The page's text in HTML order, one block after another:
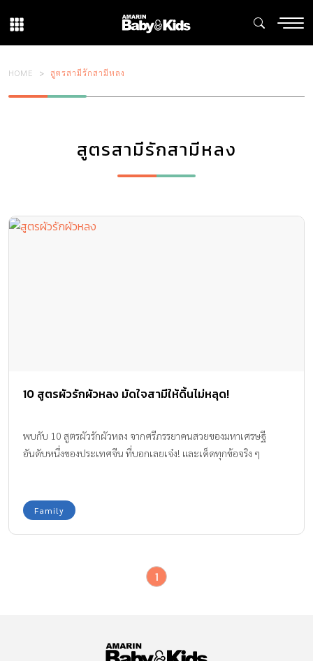
HOME สูตรสามีรักสามีหลง
สูตรสามีรักสามีหลง
10 สูตรผัวรักผัวหลง มัดใจสามีให้ดิ้นไม่หลุด!
พบกับ 10 สูตรผัวรักผัวหลง จากศรีภรรยาคนสวยของมหาเศรษฐี
อันดับหนึ่งของประเทศจีน ที่บอกเลยเจ๋ง! และเด็ดทุกข้อจริง ๆ
Family
1